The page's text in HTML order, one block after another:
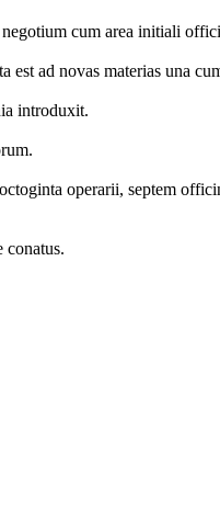
cum area initiali
est ad novas materias una
introduxit.
operarii, septem
conatus.